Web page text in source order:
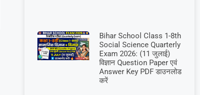
Bihar School Class 1-8th
Social Science Quarterly
Exam 2026: (11 जुलाई)
विज्ञान Question Paper एवं
Answer Key PDF डाउनलोड
करें